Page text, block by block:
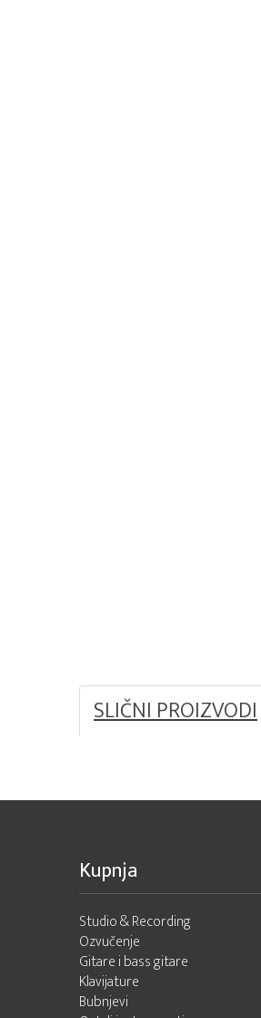
SLIČNI PROIZVODI
Kupnja
Studio & Recording
Ozvučenje
Gitare i bass gitare
Klavijature
Bubnjevi